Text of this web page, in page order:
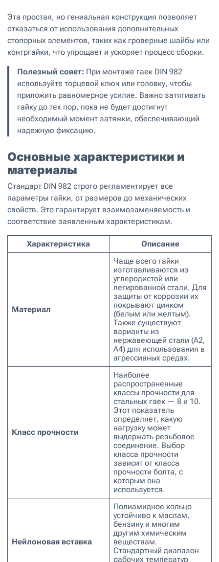
Эта простая, но гениальная конструкция позволяет
отказаться от использования дополнительных
стопорных элементов, таких как гроверные шайбы или
контргайки, что упрощает и ускоряет процесс сборки.
Полезный совет: При монтаже гаек DIN 982
используйте торцевой ключ или головку, чтобы
приложить равномерное усилие. Важно затягивать
гайку до тех пор, пока не будет достигнут
необходимый момент затяжки, обеспечивающий
надежную фиксацию.
Основные характеристики и
материалы
Стандарт DIN 982 строго регламентирует все
параметры гайки, от размеров до механических
свойств. Это гарантирует взаимозаменяемость и
соответствие заявленным характеристикам.
Характеристика Описание
Материал
Чаще всего гайки
изготавливаются из
углеродистой или
легированной стали. Для
защиты от коррозии их
покрывают цинком
(белым или желтым).
Также существуют
варианты из
нержавеющей стали (A2,
A4) для использования в
агрессивных средах.
Класс прочности
Наиболее
распространенные
классы прочности для
стальных гаек — 8 и 10.
Этот показатель
определяет, какую
нагрузку может
выдержать резьбовое
соединение. Выбор
класса прочности
зависит от класса
прочности болта, с
которым она
используется.
Нейлоновая вставка
Полиамидное кольцо
устойчиво к маслам,
бензину и многим
другим химическим
веществам.
Стандартный диапазон
рабочих температур